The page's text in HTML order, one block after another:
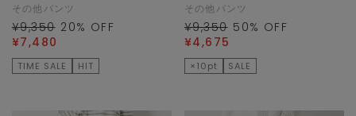
その他パンツ
¥9,350 20% OFF
¥7,480
TIME SALE HIT
その他パンツ
¥9,350 50% OFF
¥4,675
×10pt SALE